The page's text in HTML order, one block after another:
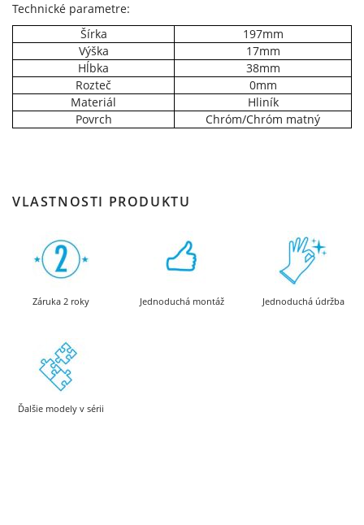
Technické parametre:
Šírka
197mm
Výška
17mm
Hĺbka
38mm
Rozteč
0mm
Materiál
Hliník
Povrch
Chróm/Chróm matný
VLASTNOSTI PRODUKTU
Záruka 2 roky Jednoduchá montáž Jednoduchá údržba
Ďalšie modely v sérii